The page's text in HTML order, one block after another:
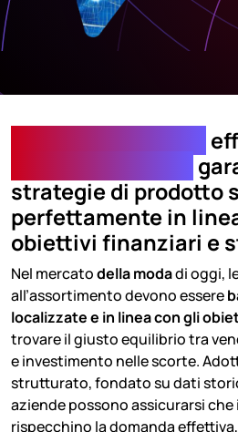
strategie di prodotto
perfettamente in
obiettivi finanziari e
Nel mercatodella modadi oggi,
all’assortimento devono essere
localizzate e in linea con gli
trovare il giusto equilibrio tra
e investimento nelle scorte.
strutturato, fondato su dati
aziende possono assicurarsi
rispecchino la domanda